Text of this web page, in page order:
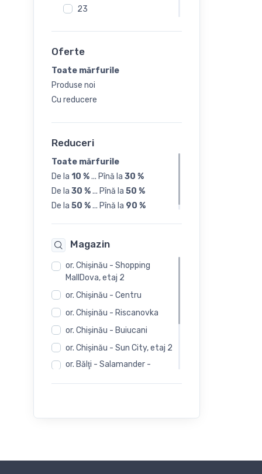
23
25
26
27
31
32
34
35
37
Oferte
Toate mărfurile
Produse noi
Cu reducere
Reduceri
Toate mărfurile
De la 10 %... Pînă la 30 %
De la 30 %... Pînă la 50 %
De la 50 %... Pînă la 90 %
Magazin
or. Chişinău - Shopping
MallDova, etaj 2
or. Chişinău - Centru
or. Chişinău - Riscanovka
or. Chişinău - Buiucani
or. Chişinău - Sun City, etaj 2
or. Bălţi - Salamander -
or. Bălţi - Rieker -